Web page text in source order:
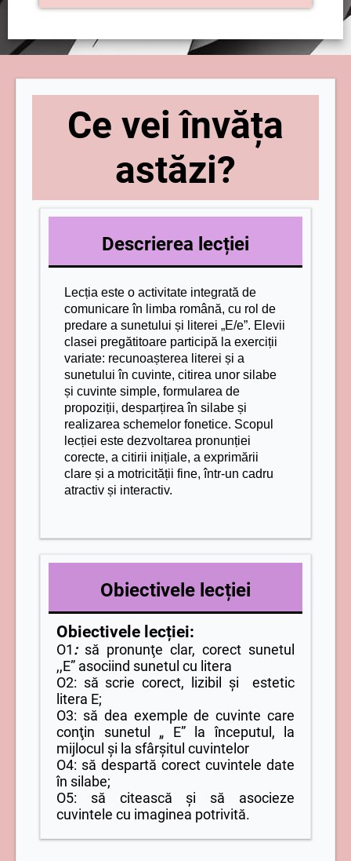
Ce vei învăța
astăzi?
Descrierea lecției
Lecția este o activitate integrată de
comunicare în limba română, cu rol de
predare a sunetului și literei „E/e”. Elevii
clasei pregătitoare participă la exerciții
variate: recunoașterea literei și a
sunetului în cuvinte, citirea unor silabe
și cuvinte simple, formularea de
propoziții, desparțirea în silabe și
realizarea schemelor fonetice. Scopul
lecției este dezvoltarea pronunției
corecte, a citirii inițiale, a exprimării
clare și a motricității fine, într-un cadru
atractiv și interactiv.
Obiectivele lecției
Obiectivele lecției:
O1: să pronunţe clar, corect sunetul
,,E” asociind sunetul cu litera
O2: să scrie corect, lizibil și estetic
litera E;
O3: să dea exemple de cuvinte care
conţin sunetul „ E” la începutul, la
mijlocul şi la sfârşitul cuvintelor
O4: să despartă corect cuvintele date
în silabe;
O5: să citească și să asocieze
cuvintele cu imaginea potrivită.